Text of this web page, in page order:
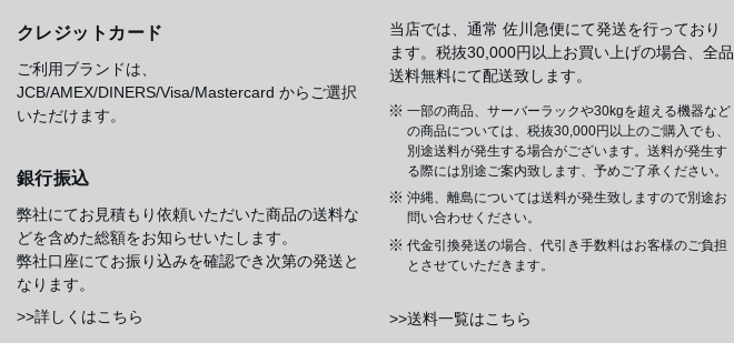
クレジットカード
ご利用ブランドは、
JCB/AMEX/DINERS/Visa/Mastercard からご選択
いただけます。
銀行振込
弊社にてお見積もり依頼いただいた商品の送料な
どを含めた総額をお知らせいたします。
弊社口座にてお振り込みを確認でき次第の発送と
なります。
>>詳しくはこちら
当店では、通常 佐川急便にて発送を行っており
ます。税抜30,000円以上お買い上げの場合、全品
送料無料にて配送致します。
一部の商品、サーバーラックや30kgを超える機器など
の商品については、税抜30,000円以上のご購入でも、
別途送料が発生する場合がございます。送料が発生す
る際には別途ご案内致します、予めご了承ください。
沖縄、離島については送料が発生致しますので別途お
問い合わせください。
代金引換発送の場合、代引き手数料はお客様のご負担
とさせていただきます。
>>送料一覧はこちら